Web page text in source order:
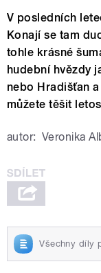
V posledních
Konají se tam
tohle krásné
hudební hvězdy
nebo Hradišťan
můžete těšit
autor: Veronika
Všechny díly